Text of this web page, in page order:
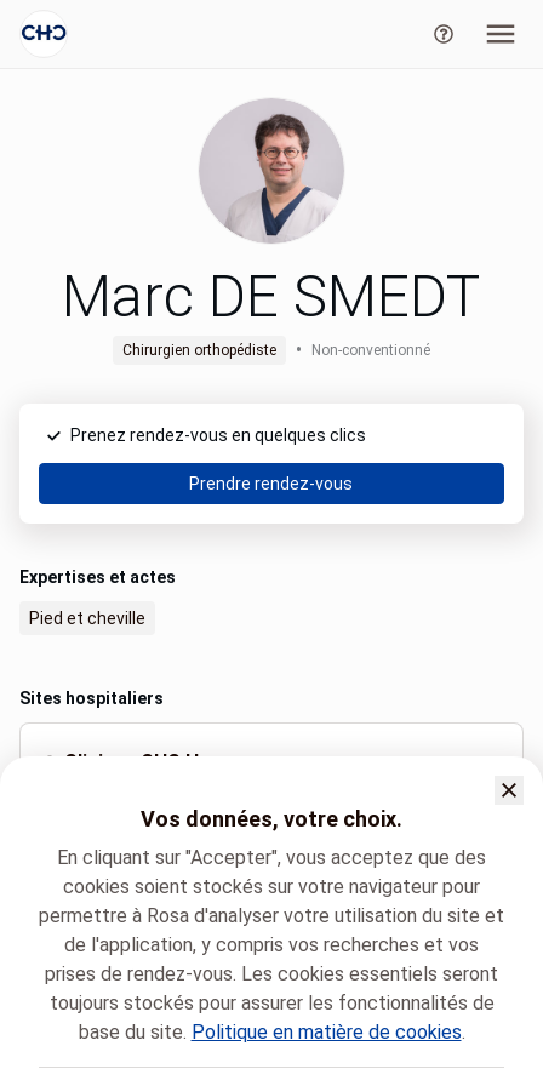
Marc DE SMEDT
Chirurgien orthopédiste • Non-conventionné
Expertises et actes
Pied et cheville
Sites hospitaliers
Clinique CHC Heusy
+32 87 21 37 03
Langues parlées
Français (Français)
Prenez rendez-vous en quelques clics
Prendre rendez-vous
Groupe santé CHC
Chirurgie orthopédique
Vos données, votre choix.
En cliquant sur "Accepter", vous acceptez que des
cookies soient stockés sur votre navigateur pour
permettre à Rosa d'analyser votre utilisation du site et
de l'application, y compris vos recherches et vos
prises de rendez-vous. Les cookies essentiels seront
toujours stockés pour assurer les fonctionnalités de
base du site. Politique en matière de cookies.